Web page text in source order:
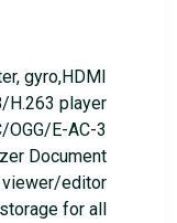
gyro,HDMI
player
E-AC-3
Document
editor
for all